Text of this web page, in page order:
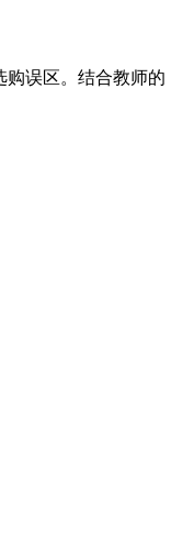
购误区。结合教师的